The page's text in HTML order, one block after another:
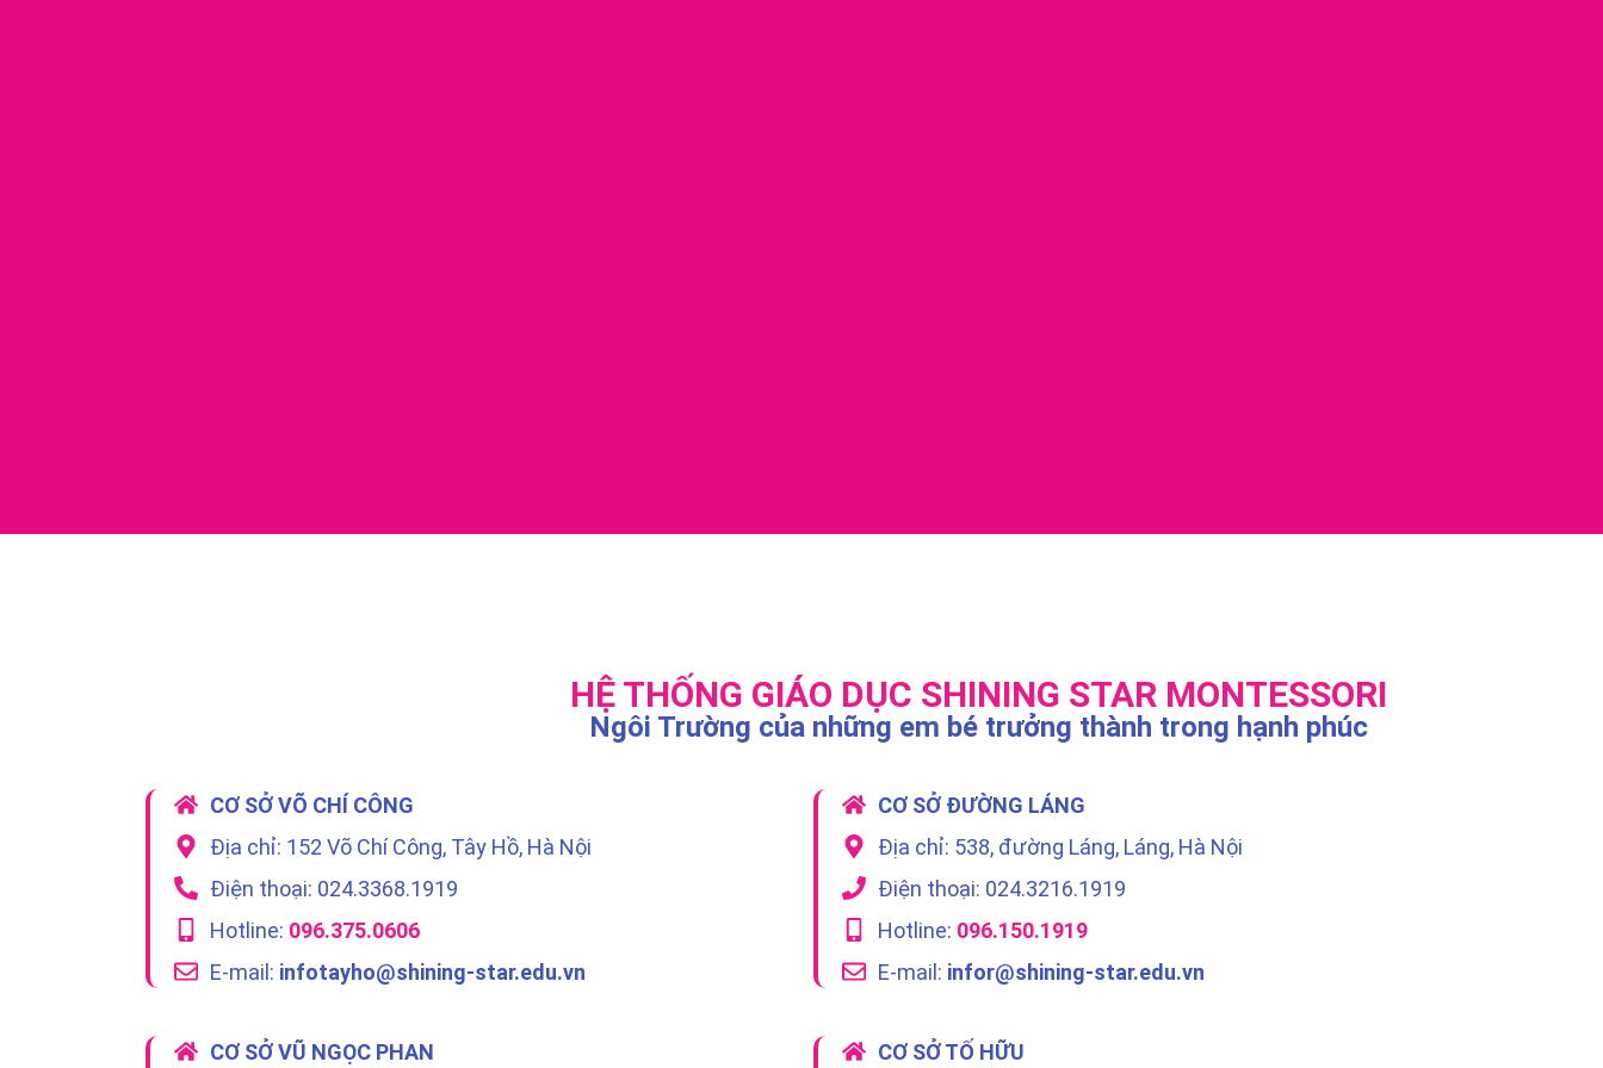
HỆ THỐNG GIÁO DỤC SHINING STAR MONTESSORI
Ngôi Trường của những em bé trưởng thành trong hạnh phúc
CƠ SỞ VÕ CHÍ CÔNG
Địa chỉ: 152 Võ Chí Công, Tây Hồ, Hà Nội
Điện thoại: 024.3368.1919
Hotline: 096.375.0606
E-mail: infotayho@shining-star.edu.vn
CƠ SỞ ĐƯỜNG LÁNG
Địa chỉ: 538, đường Láng, Láng, Hà Nội
Điện thoại: 024.3216.1919
Hotline: 096.150.1919
E-mail: infor@shining-star.edu.vn
CƠ SỞ VŨ NGỌC PHAN CƠ SỞ TỐ HỮU